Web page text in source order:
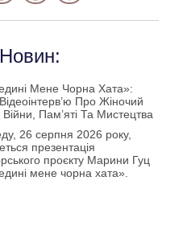
Мене Чорна Хата»:
Про Жіночий
Війни, Пам’яті Та Мистецтва
26 серпня 2026 року,
презентація
проєкту Марини Гуц
мене чорна хата».